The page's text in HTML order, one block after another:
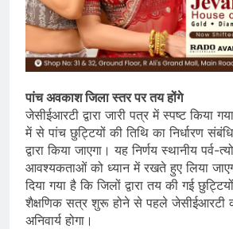
पांच अवकाश जिला स्तर पर तय होंगे
जेसीईआरटी द्वारा जारी पत्र में स्पष्ट किया
में से पांच छुट्टियों की तिथि का निर्धारण
द्वारा किया जाएगा। यह निर्णय स्थानीय पर्व-
आवश्यकताओं को ध्यान में रखते हुए लिया
दिया गया है कि जिलों द्वारा तय की गई
शैक्षणिक सत्र शुरू होने से पहले जेसीईआरटी
अनिवार्य होगा।